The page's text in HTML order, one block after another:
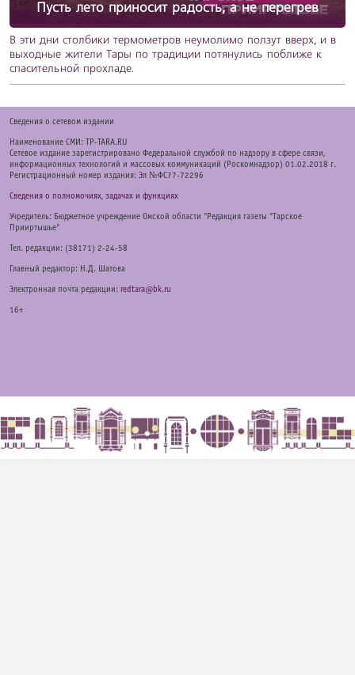
Пусть лето приносит радость, а не перегрев
В эти дни столбики термометров неумолимо ползут вверх, и в
выходные жители Тары по традиции потянулись поближе к
спасительной прохладе.
Cведения о сетевом издании
Наименование СМИ: TP-TARA.RU
Сетевое издание зарегистрировано Федеральной службой по надзору в сфере связи,
информационных технологий и массовых коммуникаций (Роскомнадзор) 01.02.2018 г.
Регистрационный номер издания: Эл №ФС77-72296
Сведения о полномочиях, задачах и функциях
Учредитель: Бюджетное учреждение Омской области "Редакция газеты "Тарское
Прииртышье"
Тел. редакции: (38171) 2-24-58
Главный редактор: Н.Д. Шатова
Электронная почта редакции: redtara@bk.ru
16+